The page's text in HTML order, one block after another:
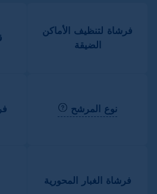
فرشاة لتنظيف الأماكن
الضيقة
نوع المرشح
فرشاة الغبار المحورية